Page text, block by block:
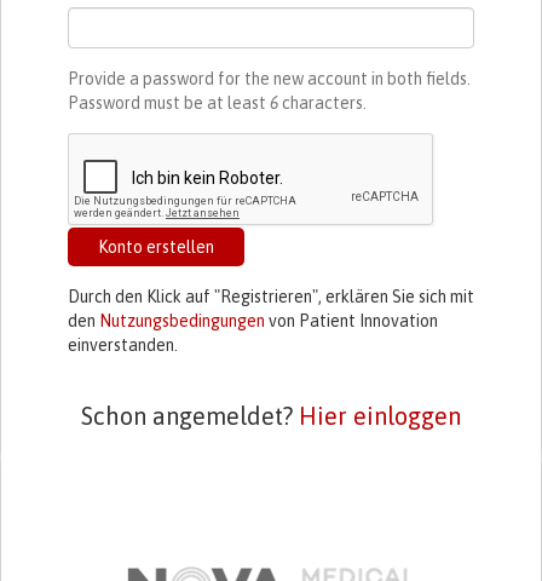
Provide a password for the new account in both fields.
Password must be at least 6characters.
Konto erstellen
Durch den Klick auf "Registrieren", erklären Sie sich mit
den Nutzungsbedingungen von Patient Innovation
einverstanden.
Schon angemeldet? Hier einloggen